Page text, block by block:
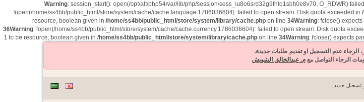
Warning: session_start(): open(/opt/alt/php54/var/lib/php/session/sess_lu8o6srd32g9fhlo1sbh0e8v70, O_RDWR)
fopen(/home/ss4bb/public_html/store/system/cache/cache.language.1786036604): failed to open stream: Disk quota exceeded in
resource, boolean given in /home/ss4bb/public_html/store/system/library/cache.php on line 34Warning: fclose()
36Warning: fopen(/home/ss4bb/public_html/store/system/cache/cache.currency.1786036604): failed to open stream: Disk quota
1 to be resource, boolean given in /home/ss4bb/public_html/store/system/library/cache.php on line 34Warning: fclose() expects
الرجاء عدم التسجيل او تقديم طلبات جديدة.
الرجاء التواصل مع م. عبدالخالق الشويش
تسجيل جديد